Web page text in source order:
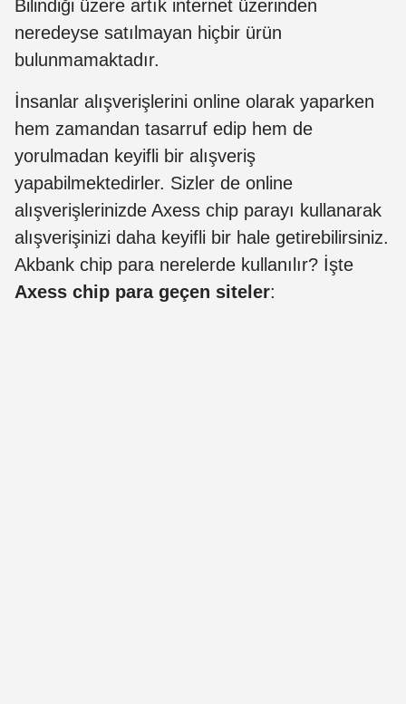
Bilindiği üzere artık internet üzerinden
neredeyse satılmayan hiçbir ürün
bulunmamaktadır.
İnsanlar alışverişlerini online olarak yaparken
hem zamandan tasarruf edip hem de
yorulmadan keyifli bir alışveriş
yapabilmektedirler. Sizler de online
alışverişlerinizde Axess chip parayı kullanarak
alışverişinizi daha keyifli bir hale getirebilirsiniz.
Akbank chip para nerelerde kullanılır? İşte
Axess chip para geçen siteler: